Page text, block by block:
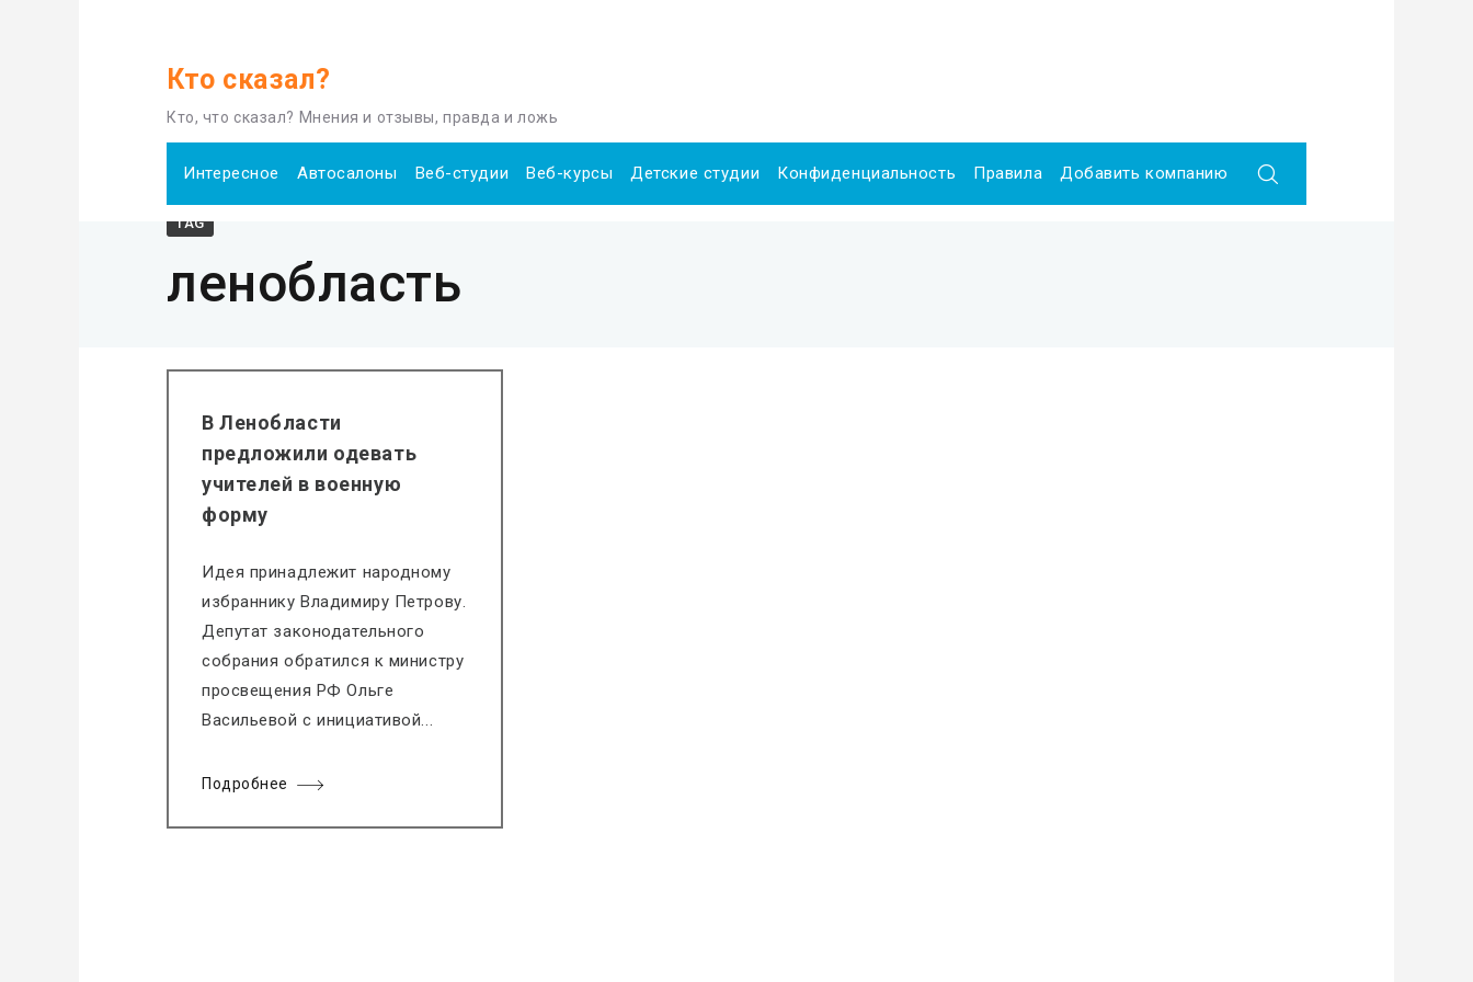
Кто сказал?
Кто, что сказал? Мнения и отзывы, правда и ложь
Интересное Автосалоны Веб-студии Веб-курсы Детские студии Конфиденциальность Правила Добавить компанию
TAG
ленобласть
В Ленобласти
предложили одевать
учителей в военную
форму
Идея принадлежит народному
избраннику Владимиру Петрову.
Депутат законодательного
собрания обратился к министру
просвещения РФ Ольге
Васильевой с инициативой...
Подробнее